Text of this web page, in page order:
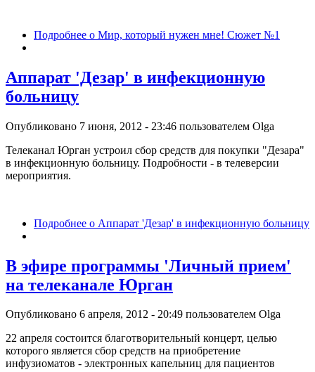
Подробнее о Мир, который нужен мне! Сюжет №1
Аппарат 'Дезар' в инфекционную
больницу
Опубликовано 7 июня, 2012 - 23:46 пользователем Olga
Телеканал Юрган устроил сбор средств для покупки "Дезара"
в инфекционную больницу. Подробности - в телеверсии
мероприятия.
Подробнее о Аппарат 'Дезар' в инфекционную больницу
В эфире программы 'Личный прием'
на телеканале Юрган
Опубликовано 6 апреля, 2012 - 20:49 пользователем Olga
22 апреля состоится благотворительный концерт, целью
которого является сбор средств на приобретение
инфузиоматов - электронных капельниц для пациентов